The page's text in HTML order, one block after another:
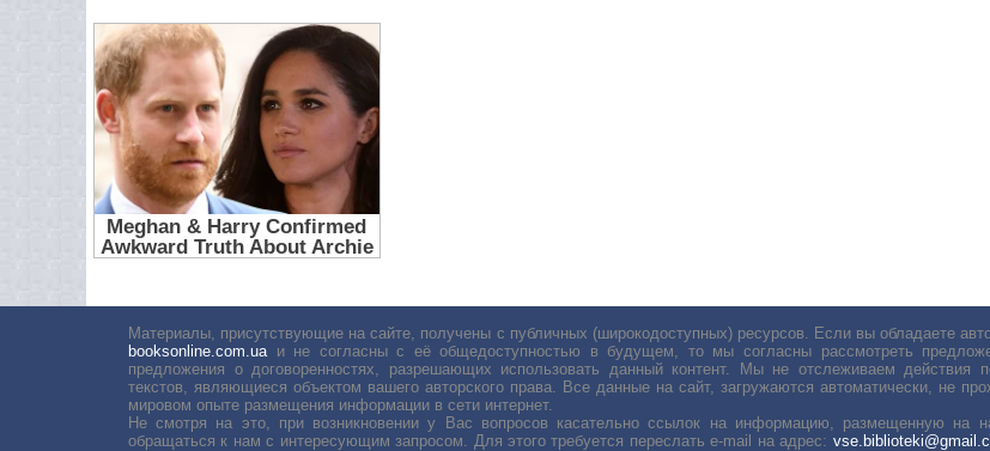
Материалы, присутствующие на сайте, получены с публичных (широкодоступных) ресурсов. Если вы обладаете
booksonline.com.ua и не согласны с её общедоступностью в будущем, то мы согласны рассмотреть
предложения о договоренностях, разрешающих использовать данный контент. Мы не отслеживаем действия
текстов, являющиеся объектом вашего авторского права. Все данные на сайт, загружаются автоматически, не
мировом опыте размещения информации в сети интернет.
Не смотря на это, при возникновении у Вас вопросов касательно ссылок на информацию, размещенную на
обращаться к нам с интересующим запросом. Для этого требуется переслать е-mail на адрес: